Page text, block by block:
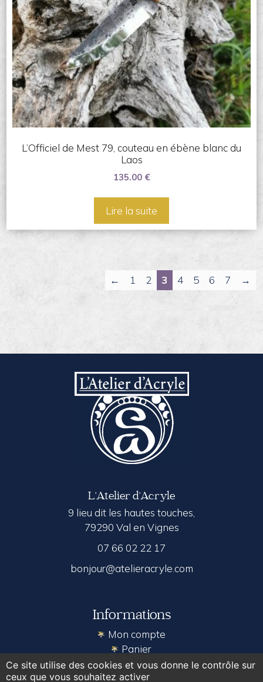
L’Officiel de Mest 79, couteau en ébène blanc du
Laos
135.00 €
Lire la suite
← 1 2 3 4 5 6 7 →
L’Atelier d’Acryle
9 lieu dit les hautes touches,
79290 Val en Vignes
07 66 02 22 17
bonjour@atelieracryle.com
Informations
Mon compte
Panier
Contact
Ce site utilise des cookies et vous donne le contrôle sur
ceux que vous souhaitez activer